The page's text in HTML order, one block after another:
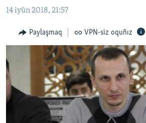
Qıdıruvğa
qaytmaq
MEDENİYET
İNSAN AQLARI
BLOGLAR
14 iyün 2018, 21:57
Paylaşmaq VPN-siz oquñız